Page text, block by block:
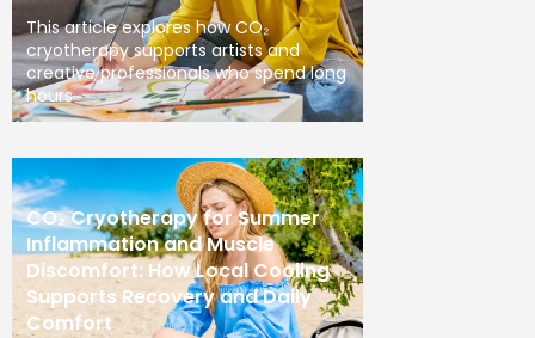
This article explores how CO₂
cryotherapy supports artists and
creative professionals who spend long
hours
CO₂ Cryotherapy for Summer
Inflammation and Muscle
Discomfort: How Local Cooling
Supports Recovery and Daily
Comfort